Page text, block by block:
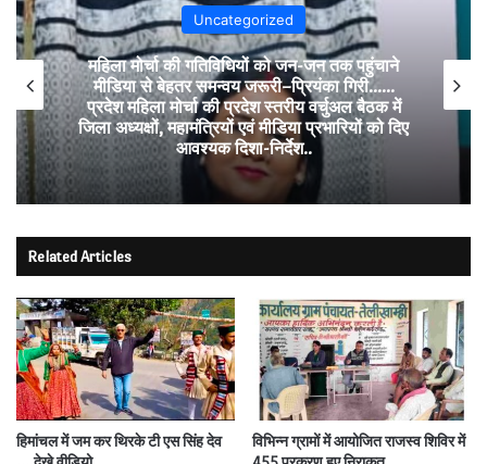
Uncategorized
महिला मोर्चा की गतिविधियों को जन-जन तक पहुंचाने
मीडिया से बेहतर समन्वय जरूरी–प्रियंका गिरी……
प्रदेश महिला मोर्चा की प्रदेश स्तरीय वर्चुअल बैठक में
जिला अध्यक्षों, महामंत्रियों एवं मीडिया प्रभारियों को दिए
आवश्यक दिशा-निर्देश..
Related Articles
हिमांचल में जम कर थिरके टी एस सिंह देव
विभिन्न ग्रामों में आयोजित राजस्व शिविर में